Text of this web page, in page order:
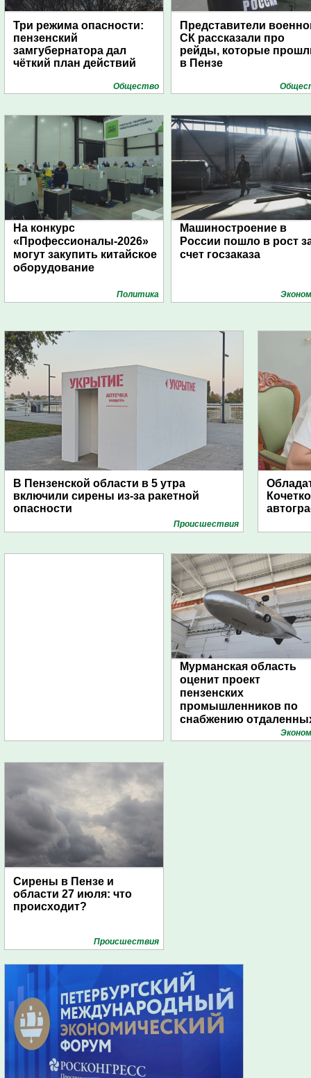
Три режима опасности:
пензенский
замгубернатора дал
чёткий план действий
Общество
Представители
СК рассказали про
рейды, которые
в Пензе
На конкурс
«Профессионалы-2026»
могут закупить китайское
оборудование
Политика
Машиностроение в
России пошло в рост
счет госзаказа
В Пензенской области в 5 утра
включили сирены из-за ракетной
опасности
Проиcшествия
Мурманская область
оценит проект
пензенских
промышленников по
снабжению
поселений с помощью
Сирены в Пензе и
области 27 июля: что
происходит?
Проиcшествия